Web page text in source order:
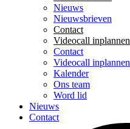
Nieuws
Nieuwsbrieven
Contact
Videocall inplannen
Contact
Videocall inplannen
Kalender
Ons team
Word lid
Nieuws
Contact